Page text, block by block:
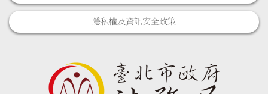
隱私權及資訊安全政策